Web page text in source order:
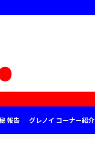
報告 グレノイ コーナー紹介